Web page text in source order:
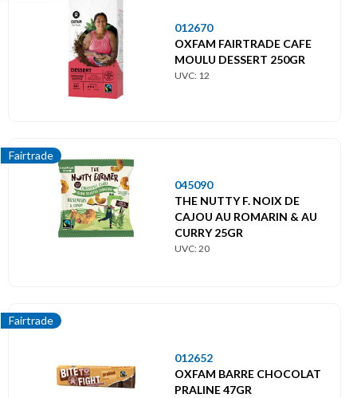
012670
OXFAM FAIRTRADE CAFE
MOULU DESSERT 250GR
UVC: 12
Fairtrade
045090
THE NUTTY F. NOIX DE
CAJOU AU ROMARIN & AU
CURRY 25GR
UVC: 20
Fairtrade
012652
OXFAM BARRE CHOCOLAT
PRALINE 47GR